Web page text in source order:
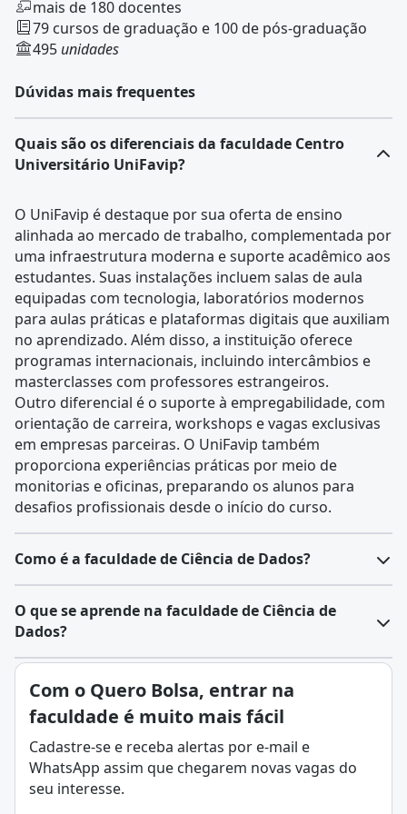
mais de 180 docentes
79 cursos de graduação e 100 de pós-graduação
495 unidades
Dúvidas mais frequentes
Quais são os diferenciais da faculdade Centro
Universitário UniFavip?
O UniFavip é destaque por sua oferta de ensino
alinhada ao mercado de trabalho, complementada por
uma infraestrutura moderna e suporte acadêmico aos
estudantes. Suas instalações incluem salas de aula
equipadas com tecnologia, laboratórios modernos
para aulas práticas e plataformas digitais que auxiliam
no aprendizado. Além disso, a instituição oferece
programas internacionais, incluindo intercâmbios e
masterclasses com professores estrangeiros.
Outro diferencial é o suporte à empregabilidade, com
orientação de carreira, workshops e vagas exclusivas
em empresas parceiras. O UniFavip também
proporciona experiências práticas por meio de
monitorias e oficinas, preparando os alunos para
desafios profissionais desde o início do curso.
Como é a faculdade de Ciência de Dados?
O curso de Ciência de Dadosforma profissionais
capazes de trabalhar com coleta, tratamento, análise e
Dependendo da instituição, o curso pode ser
oferecido comobacharelado,tecnológico
graduação, com duração média de 2 a 4 anos.
tecnologia da informação, estatística, matemática e
negócios, além de oferecer uma base sólida em
programação e inteligência artificial.
O que se aprende na faculdade de Ciência de
Dados?
Ciência de Dados é uma área que combina estatística,
programação e conhecimento de negócios para
extrair informações úteis e insights a partir de
grandes volumes de dados (os chamados big data).
Na prática, o cientista de dados coleta, organiza,
analisa e interpreta dados com o objetivo de apoiar a
Com o Quero Bolsa, entrar na
faculdade é muito mais fácil
Cadastre-se e receba alertas por e-mail e
WhatsApp assim que chegarem novas vagas do
seu interesse.